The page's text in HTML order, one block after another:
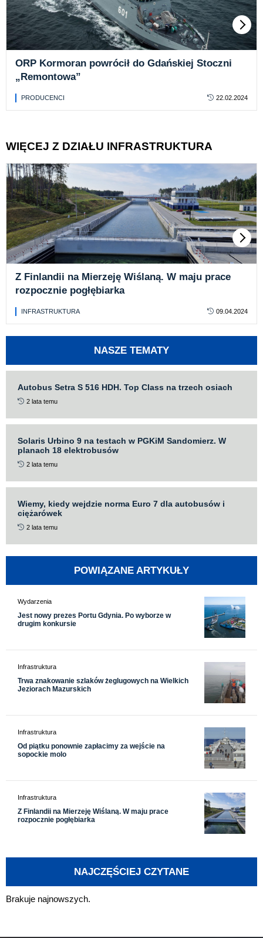
ORP Kormoran powrócił do Gdańskiej Stoczni
„Remontowa”
PRODUCENCI 22.02.2024
WIĘCEJ Z DZIAŁU INFRASTRUKTURA
Z Finlandii na Mierzeję Wiślaną. W maju prace
rozpocznie pogłębiarka
INFRASTRUKTURA 09.04.2024
NASZE TEMATY
Autobus Setra S 516 HDH. Top Class na trzech osiach
2 lata temu
Solaris Urbino 9 na testach w PGKiM Sandomierz. W
planach 18 elektrobusów
2 lata temu
Wiemy, kiedy wejdzie norma Euro 7 dla autobusów i
ciężarówek
2 lata temu
POWIĄZANE ARTYKUŁY
Wydarzenia
Jest nowy prezes Portu Gdynia. Po wyborze w
drugim konkursie
Infrastruktura
Trwa znakowanie szlaków żeglugowych na Wielkich
Jeziorach Mazurskich
Infrastruktura
Od piątku ponownie zapłacimy za wejście na
sopockie molo
Infrastruktura
Z Finlandii na Mierzeję Wiślaną. W maju prace
rozpocznie pogłębiarka
NAJCZĘŚCIEJ CZYTANE
Brakuje najnowszych.